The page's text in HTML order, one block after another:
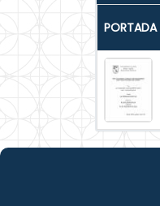
PORTADA